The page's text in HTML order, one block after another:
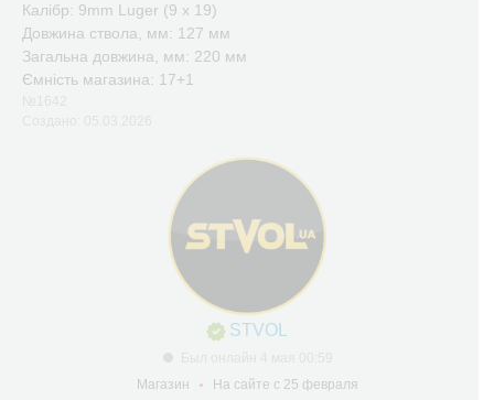
Калібр: 9mm Luger (9 x 19)
Довжина ствола, мм: 127 мм
Загальна довжина, мм: 220 мм
Ємність магазина: 17+1
STVOL
Магазин
На сайте с 25 февраля